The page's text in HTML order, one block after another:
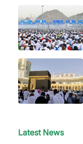
Latest News